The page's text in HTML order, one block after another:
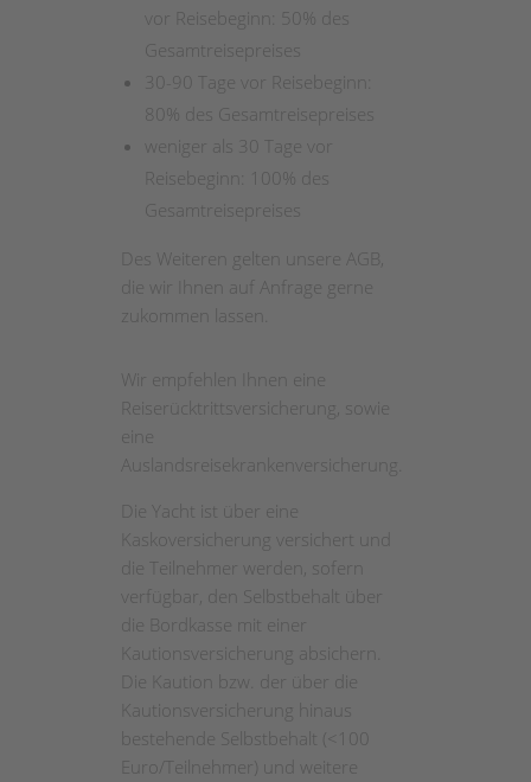
vor Reisebeginn: 50% des
Gesamtreisepreises
30-90 Tage vor Reisebeginn:
80% des Gesamtreisepreises
weniger als 30 Tage vor
Reisebeginn: 100% des
Gesamtreisepreises
Des Weiteren gelten unsere AGB,
die wir Ihnen auf Anfrage gerne
zukommen lassen.
Wir empfehlen Ihnen eine
Reiserücktrittsversicherung, sowie
eine
Auslandsreisekrankenversicherung.
Die Yacht ist über eine
Kaskoversicherung versichert und
die Teilnehmer werden, sofern
verfügbar, den Selbstbehalt über
die Bordkasse mit einer
Kautionsversicherung absichern.
Die Kaution bzw. der über die
Kautionsversicherung hinaus
bestehende Selbstbehalt (<100
Euro/Teilnehmer) und weitere